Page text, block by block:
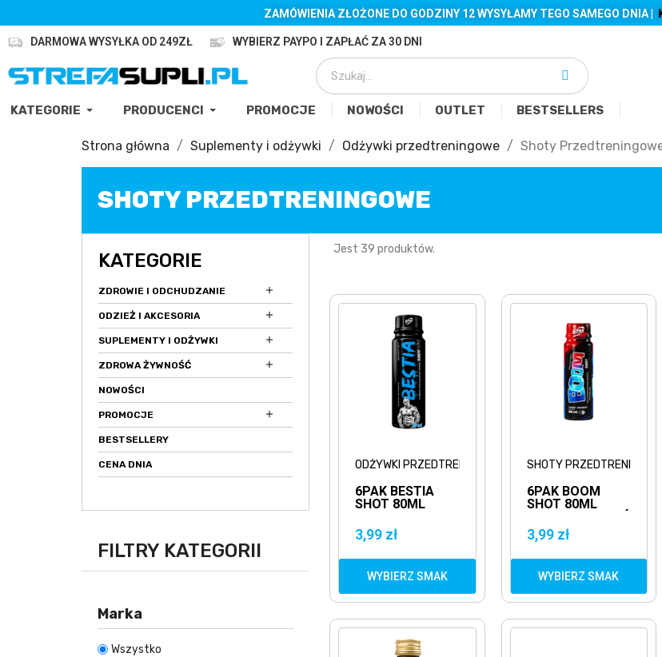
ZAMÓWIENIA ZŁOŻONE DO GODZINY 12 WYSYŁAMY TEGO SAMEGO DNIA |
DARMOWA WYSYŁKA OD 249ZŁ WYBIERZ PAYPO I ZAPŁAĆ ZA 30 DNI
KATEGORIE PRODUCENCI PROMOCJE NOWOŚCI OUTLET BESTSELLERS
Strona główna Suplementy i odżywki Odżywki przedtreningowe Shoty
SHOTY PRZEDTRENINGOWE
KATEGORIE
ZDROWIE I ODCHUDZANIE 
ODZIEŻ I AKCESORIA 
SUPLEMENTY I ODŻYWKI 
ZDROWA ŻYWNOŚĆ 
NOWOŚCI
PROMOCJE 
BESTSELLERY
CENA DNIA
FILTRY KATEGORII
Marka
Wszystko
Jest 39 produktów.
ODŻYWKI PRZEDTRENINGOWE
6PAK BESTIA
SHOT 80ML
PRZEDTRENINGÓWKA
3,99 zł
WYBIERZ SMAK
SHOTY PRZEDTRENINGOWE
6PAK BOOM
SHOT 80ML
POMPA
MIĘŚNIOWA
3,99 zł
WYBIERZ SMAK